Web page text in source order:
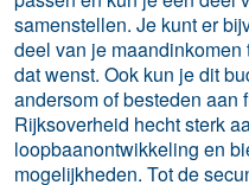
samenstellen. Je kunt er
deel van je
dat wenst. Ook kun je dit
andersom of besteden
Rijksoverheid hecht sterk
loopbaanontwikkeling en
mogelijkheden. Tot de